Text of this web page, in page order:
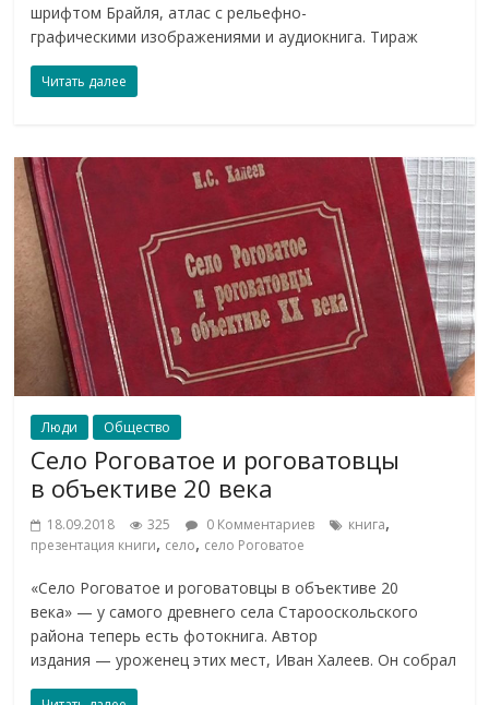
шрифтом Брайля, атлас с рельефно-
графическими изображениями и аудиокнига. Тираж
Читать далее
Люди Общество
Село Роговатое и роговатовцы
в объективе 20 века
18.09.2018 325 0 Комментариев книга,
презентация книги, село, село Роговатое
«Село Роговатое и роговатовцы в объективе 20
века» — у самого древнего села Старооскольского
района теперь есть фотокнига. Автор
издания — уроженец этих мест, Иван Халеев. Он собрал